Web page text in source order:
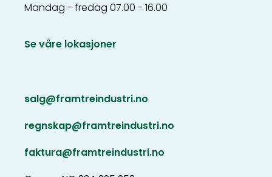
Mandag - fredag 07.00 - 16.00
Se våre lokasjoner
salg@framtreindustri.no
regnskap@framtreindustri.no
faktura@framtreindustri.no